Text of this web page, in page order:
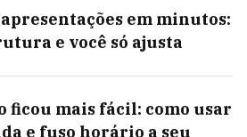
em minutos:
e você só ajusta
ficou mais fácil: como usar
e fuso horário a seu